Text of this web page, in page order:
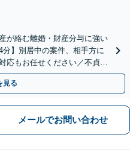
が絡む離婚・財産分与に強い
】別居中の案件、相手方に
応もお任せください／不貞慰
土日相談◎】
見る
メールでお問い合わせ